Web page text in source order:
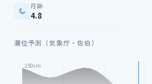
月齢
4.8
潮位予測（気象庁・佐伯）
150cm